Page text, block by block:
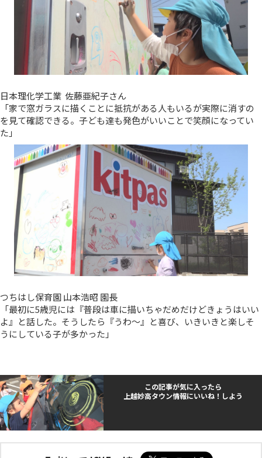
日本理化学工業 佐藤亜紀子さん
「家で窓ガラスに描くことに抵抗がある人もいるが実際に消すの
を見て確認できる。子ども達も発色がいいことで笑顔になってい
た」
つちはし保育園 山本浩昭 園長
「最初に5歳児には『普段は車に描いちゃだめだけどきょうはいい
よ』と話した。そうしたら『うわ～』と喜び、いきいきと楽しそ
うにしている子が多かった」
この記事が気に入ったら
上越妙高タウン情報にいいね！しよう